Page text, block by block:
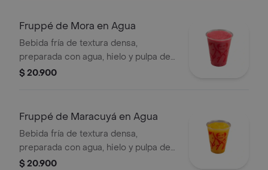
Fruppé de Mora en Agua
Bebida fría de textura densa,
preparada con agua, hielo y pulpa de
mora. Contiene azúcar añadida.
$ 20.900
Fruppé de Maracuyá en Agua
Bebida fría de textura densa,
preparada con agua, hielo y pulpa de
maracuýa. Contiene azúcar añadida.
$ 20.900